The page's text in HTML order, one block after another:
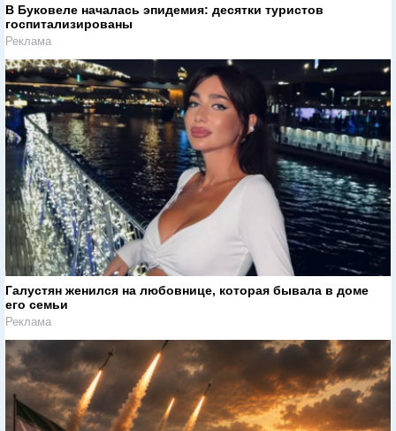
В Буковеле началась эпидемия: десятки туристов
госпитализированы
Реклама
Галустян женился на любовнице, которая бывала в доме
его семьи
Реклама